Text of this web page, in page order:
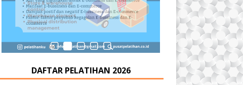
DAFTAR PELATIHAN 2026